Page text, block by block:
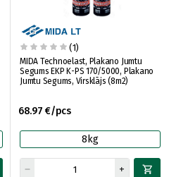
(1)
MIDA Technoelast, Plakano Jumtu
Segums EKP K-PS 170/5000, Plakano
Jumtu Segums, Virsklājs (8m2)
68.97 €/pcs
8kg